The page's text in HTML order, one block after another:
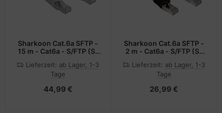
Sharkoon Cat.6a SFTP -
15 m - Cat6a - S/FTP (S-
Lieferzeit: ab Lager, 1-3
Tage
44,99 €
Sharkoon Cat.6a SFTP -
2 m - Cat6a - S/FTP (S-
Lieferzeit: ab Lager, 1-3
Tage
26,99 €